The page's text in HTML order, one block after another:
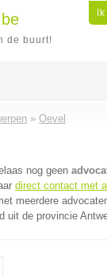
de buurt!
» Oevel
nog geen
direct contact met
meerdere
uit de provincie